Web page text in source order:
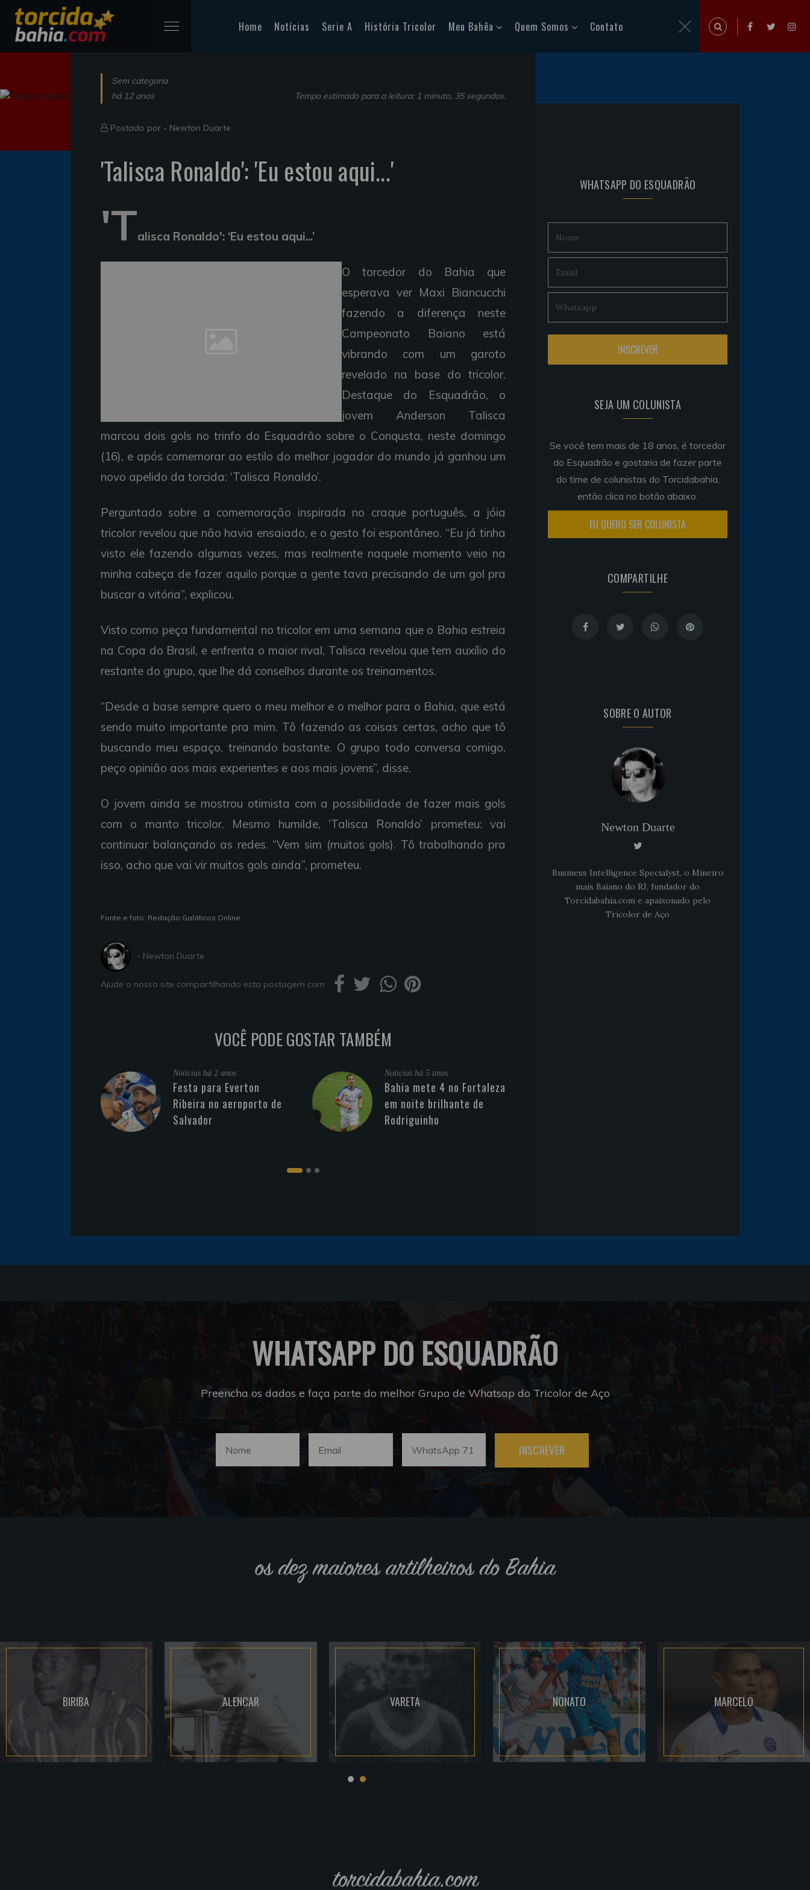
Home Notícias Serie A História Tricolor Meu Bahêa Quem Somos Contato
Sem categoria
há 12 anos
Tempo estimado para a leitura: 1 minuto, 35 segundos.
Postado por - Newton Duarte
'Talisca Ronaldo': 'Eu estou aqui...'
'Talisca Ronaldo': ‘Eu estou aqui...’
O torcedor do Bahia que
esperava ver Maxi Biancucchi
fazendo a diferença neste
Campeonato Baiano está
vibrando com um garoto
revelado na base do tricolor.
Destaque do Esquadrão, o
jovem Anderson Talisca
marcou dois gols no trinfo do Esquadrão sobre o Conqusta, neste domingo
(16), e após comemorar ao estilo do melhor jogador do mundo já ganhou um
novo apelido da torcida: ‘Talisca Ronaldo’.
Perguntado sobre a comemoração inspirada no craque português, a jóia
tricolor revelou que não havia ensaiado, e o gesto foi espontâneo. “Eu já tinha
visto ele fazendo algumas vezes, mas realmente naquele momento veio na
minha cabeça de fazer aquilo porque a gente tava precisando de um gol pra
buscar a vitória”, explicou.
Visto como peça fundamental no tricolor em uma semana que o Bahia estreia
na Copa do Brasil, e enfrenta o maior rival, Talisca revelou que tem auxílio do
restante do grupo, que lhe dá conselhos durante os treinamentos.
“Desde a base sempre quero o meu melhor e o melhor para o Bahia, que está
sendo muito importante pra mim. Tô fazendo as coisas certas, acho que tô
buscando meu espaço, treinando bastante. O grupo todo conversa comigo,
peço opinião aos mais experientes e aos mais jovens”, disse.
O jovem ainda se mostrou otimista com a possibilidade de fazer mais gols
com o manto tricolor. Mesmo humilde, ‘Talisca Ronaldo’ prometeu: vai
continuar balançando as redes. “Vem sim (muitos gols). Tô trabalhando pra
isso, acho que vai vir muitos gols ainda”, prometeu.
Fonte e foto: Redação Galáticos Online
- Newton Duarte
Ajude o nosso site compartilhando esta postagem com
VOCÊ PODE GOSTAR TAMBÉM
Noticias há 2 anos
Festa para Everton
Ribeira no aeroporto de
Salvador
Noticias há 5 anos
Bahia mete 4 no Fortaleza
em noite brilhante de
Rodriguinho
WHATSAPP DO ESQUADRÃO
SEJA UM COLUNISTA
Se você tem mais de 18 anos, é torcedor
do Esquadrão e gostaria de fazer parte
do time de colunistas do Torcidabahia,
então clica no botão abaixo.
EU QUERO SER COLUNISTA
COMPARTILHE
SOBRE O AUTOR
Newton Duarte
Business Intelligence Specialyst, o Mineiro
mais Baiano do RJ, fundador do
Torcidabahia.com e apaixonado pelo
Tricolor de Aço
WHATSAPP DO ESQUADRÃO
Preencha os dados e faça parte do melhor Grupo de Whatsap do Tricolor de Aço
INSCREVER
os dez maiores artilheiros do Bahia
BIRIBA ALENCAR VARETA NONATO MARCELO
torcidabahia.com